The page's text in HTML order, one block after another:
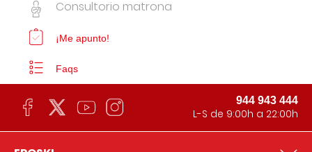
Consultorio matrona
¡Me apunto!
Faqs
944 943 444
L-S de 9:00h a 22:00h